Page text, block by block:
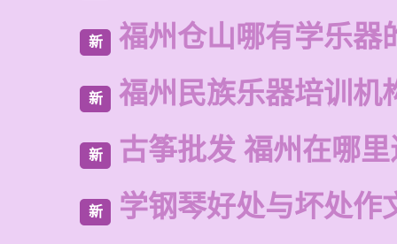
新 福州仓山哪有学乐器
新 福州民族乐器培训机
新 古筝批发 福州在哪
新 学钢琴好处与坏处作